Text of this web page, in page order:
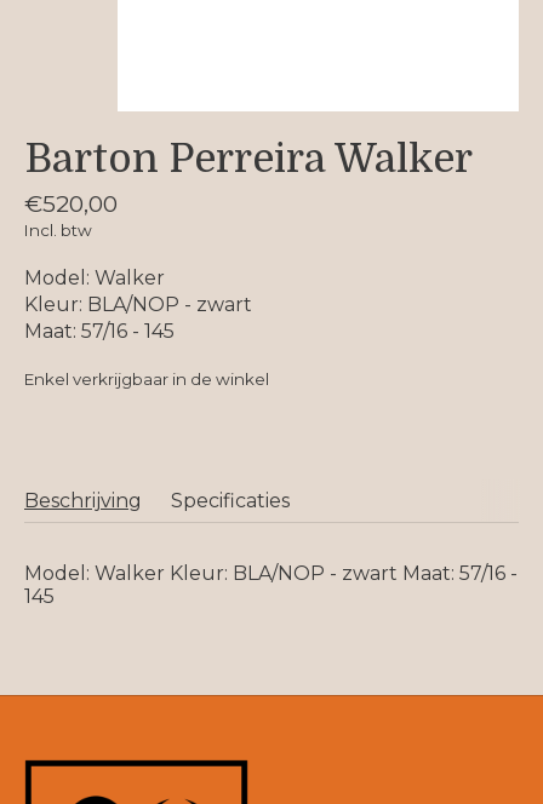
Barton Perreira Walker
€520,00
Incl. btw
Model: Walker
Kleur: BLA/NOP - zwart
Maat: 57/16 - 145
Enkel verkrijgbaar in de winkel
Beschrijving Specificaties
Model: Walker Kleur: BLA/NOP - zwart Maat: 57/16 -
145